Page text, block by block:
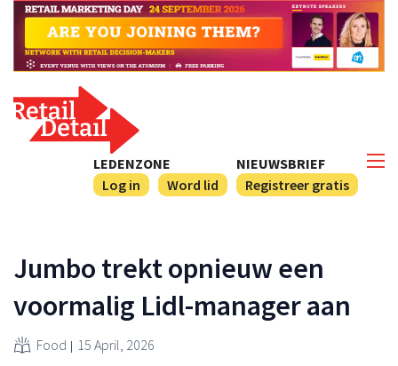
NIEUWSBRIEF
Registreer gratis
LEDENZONE
Log in
Word lid
Jumbo trekt opnieuw een
voormalig Lidl-manager aan
Food 15 April, 2026